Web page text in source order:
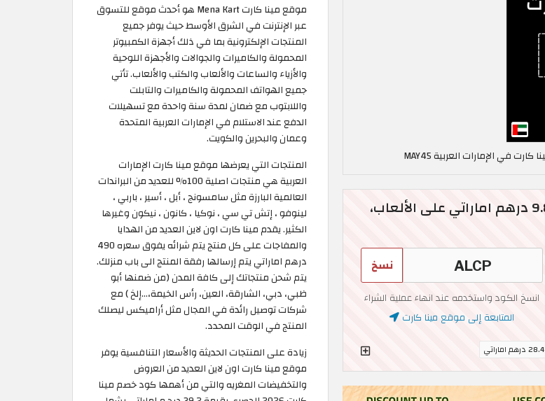
كود خصم مينا كارت اون لاين | حتى 9.8 درهم اماراتي على الألعاب،
نسخ
انسخ الكود واستخدمه عند انهاء عملية الشراء
المتابعة إلى موقع مينا كارت
28.4 درهم اماراتي
موقع مينا كارت Mena Kart هو أحدث موقع للتسوق
عبر الإنترنت في الشرق الأوسط حيث يوفر جميع
المنتجات الإلكترونية بما في ذلك أجهزة الكمبيوتر
المحمولة والكاميرات والجوالات والأجهزة اللوحية
والأزياء والساعات والألعاب والكتب والألعاب. تأتي
جميع الهواتف المحمولة والكاميرات والتابلت
واللابتوب مع ضمان لمدة سنة واحدة مع تسهيلات
الدفع عند الاستلام في الإمارات العربية المتحدة
وعمان والبحرين والكويت.
المنتجات التي يعرضها موقع مينا كارت الإمارات
العربية هي منتجات اصلية 100% للعديد من البراندات
العالمية البارزة مثل سامسونج ، أبل ، أسير ، باربي ،
لينوفو ، إتش تي سي ، نوكيا ، كانون ، نيكون وغيرها
الكثير. يقدم مينا كارت اون لاين العديد من الهدايا
والمفاجات على كل منتج يتم شرائه يفوق سعره 490
درهم اماراتي يتم إرسالها رفقة المنتج الى باب منزلك.
يتم شحن منتجاتك إلى كافة المدن (من ضمنها أبو
ظبي، دبي، الشارقة، العين، رأس الخيمة،…إلخ ) مع
شركات توصيل رائدة في المجال مثل أراميكس ليصلك
المنتج في الوقت المحدد.
زيادة على المنتجات الحديثة والأسعار التنافسية يوفر
موقع مينا كارت اون لاين العديد من العروض
والتخفيضات المغريه والتي من أهمها كود خصم مينا